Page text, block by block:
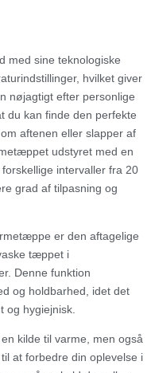
med sine teknologiske
hvilket giver
nøjagtigt efter personlige
du kan finde den perfekte
aftenen eller slapper af
udstyret med en
intervaller fra 20
grad af tilpasning og
er den aftagelige
tæppet i
Denne funktion
og holdbarhed, idet det
og hygiejnisk.
kilde til varme, men også
at forbedre din oplevelse i